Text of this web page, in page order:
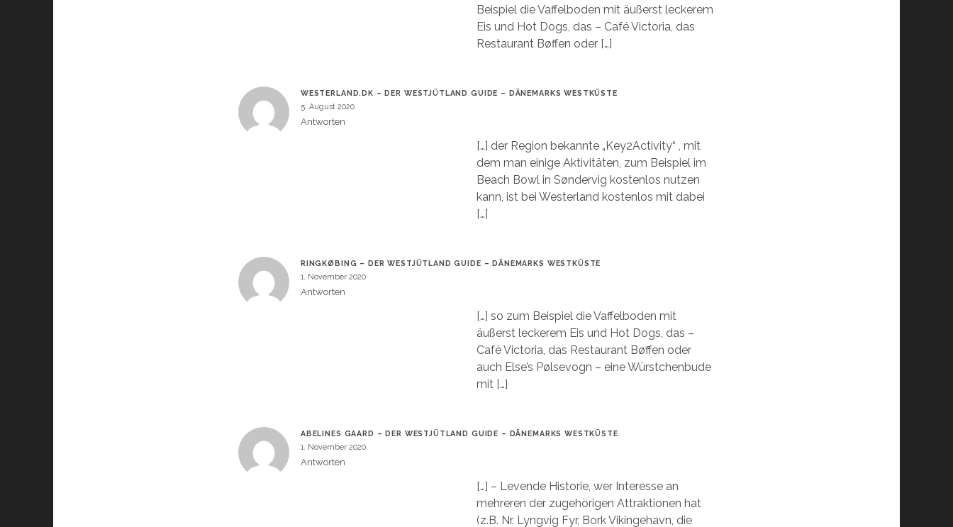
Beispiel die Vaffelboden mit äußerst leckerem
Eis und Hot Dogs, das – Café Victoria, das
Restaurant Bøffen oder […]
WESTERLAND.DK – DER WESTJÜTLAND GUIDE – DÄNEMARKS WESTKÜSTE
5. August 2020
Antworten
[…] der Region bekannte „Key2Activity“ , mit
dem man einige Aktivitäten, zum Beispiel im
Beach Bowl in Søndervig kostenlos nutzen
kann, ist bei Westerland kostenlos mit dabei
[…]
RINGKØBING – DER WESTJÜTLAND GUIDE – DÄNEMARKS WESTKÜSTE
1. November 2020
Antworten
[…] so zum Beispiel die Vaffelboden mit
äußerst leckerem Eis und Hot Dogs, das –
Café Victoria, das Restaurant Bøffen oder
auch Else’s Pølsevogn – eine Würstchenbude
mit […]
ABELINES GAARD – DER WESTJÜTLAND GUIDE – DÄNEMARKS WESTKÜSTE
1. November 2020
Antworten
[…] – Levende Historie, wer Interesse an
mehreren der zugehörigen Attraktionen hat
(z.B. Nr. Lyngvig Fyr, Bork Vikingehavn, die